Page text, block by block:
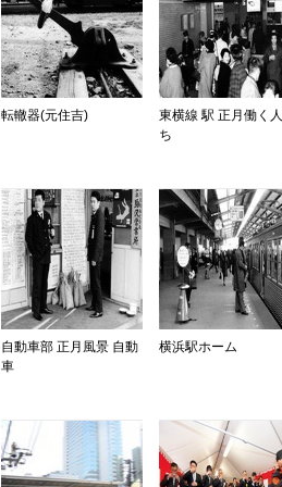
転轍器(元住吉)
東横線 駅 正月働く
ち
自動車部 正月風景 自動
車
横浜駅ホーム